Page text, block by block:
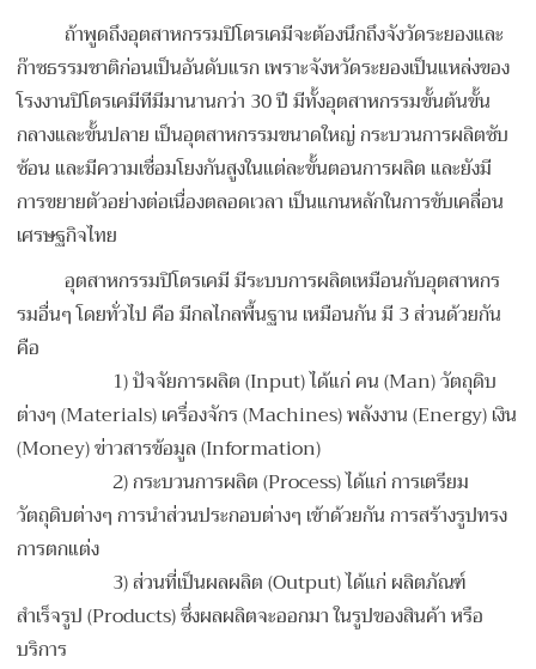
ถ้าพูดถึงอุตสาหกรรมปิโตรเคมีจะต้องนึกถึงจังวัดระยองและ
ก๊าซธรรมชาติก่อนเป็นอันดับแรก เพราะจังหวัดระยองเป็นแหล่งของ
โรงงานปิโตรเคมีทีมีมานานกว่า 30 ปี มีทั้งอุตสาหกรรมขั้นต้นขั้น
กลางและขั้นปลาย เป็นอุตสาหกรรมขนาดใหญ่ กระบวนการผลิตซับ
ซ้อน และมีความเชื่อมโยงกันสูงในแต่ละขั้นตอนการผลิต และยังมี
การขยายตัวอย่างต่อเนื่องตลอดเวลา เป็นแกนหลักในการขับเคลื่อน
เศรษฐกิจไทย
อุตสาหกรรมปิโตรเคมี มีระบบการผลิตเหมือนกับอุตสาหกร
รมอื่นๆ โดยทั่วไป คือ มีกลไกลพื้นฐาน เหมือนกัน มี 3 ส่วนด้วยกัน
คือ
1) ปัจจัยการผลิต (Input) ได้แก่ คน (Man) วัตถุดิบ
ต่างๆ (Materials) เครื่องจักร (Machines) พลังงาน (Energy) เงิน
(Money) ข่าวสารข้อมูล (Information)
2) กระบวนการผลิต (Process) ได้แก่ การเตรียม
วัตถุดิบต่างๆ การนำส่วนประกอบต่างๆ เข้าด้วยกัน การสร้างรูปทรง
การตกแต่ง
3) ส่วนที่เป็นผลผลิต (Output) ได้แก่ ผลิตภัณฑ์
สำเร็จรูป (Products) ซึ่งผลผลิตจะออกมา ในรูปของสินค้า หรือ
บริการ